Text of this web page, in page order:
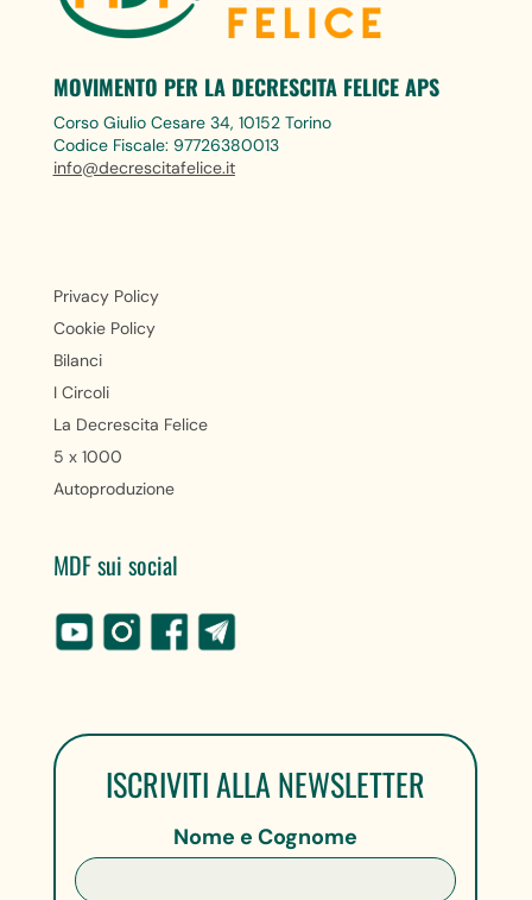
MOVIMENTO PER LA DECRESCITA FELICE APS
Corso Giulio Cesare 34, 10152 Torino
Codice Fiscale: 97726380013
info@decrescitafelice.it
Privacy Policy
Cookie Policy
Bilanci
I Circoli
La Decrescita Felice
5 x 1000
Autoproduzione
MDF sui social
ISCRIVITI ALLA NEWSLETTER
Nome e Cognome